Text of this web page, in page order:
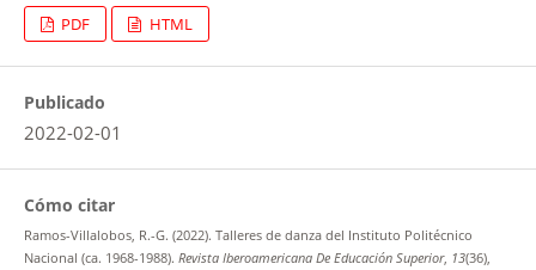
PDF HTML
Publicado
2022-02-01
Cómo citar
Ramos-Villalobos, R.-G. (2022). Talleres de danza del Instituto Politécnico
Nacional (ca. 1968-1988). Revista Iberoamericana De Educación Superior, 13(36),